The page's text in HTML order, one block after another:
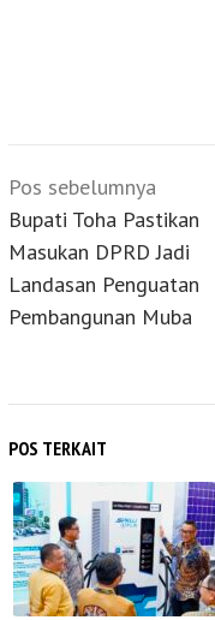
Navigasi
pos
Pos sebelumnya
Bupati Toha Pastikan
Masukan DPRD Jadi
Landasan Penguatan
Pembangunan Muba
POS TERKAIT